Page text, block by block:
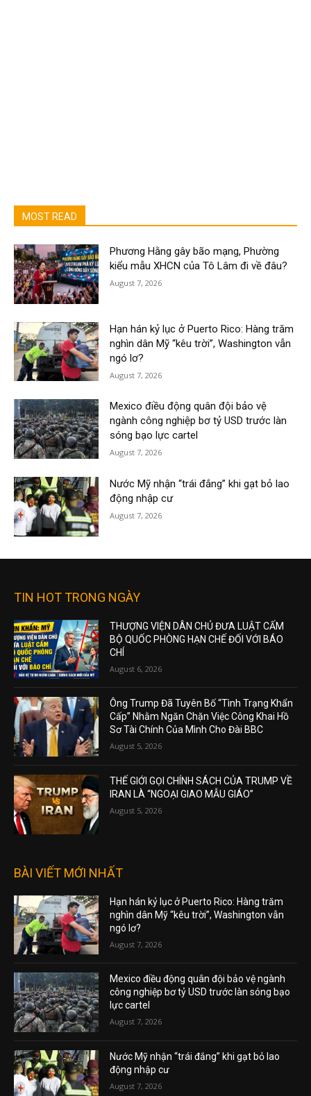
MOST READ
Phương Hằng gây bão mạng, Phường
kiểu mẫu XHCN của Tô Lâm đi về đâu?
August 7, 2026
Hạn hán kỷ lục ở Puerto Rico: Hàng trăm
nghìn dân Mỹ “kêu trời”, Washington vẫn
ngó lơ?
August 7, 2026
Mexico điều động quân đội bảo vệ
ngành công nghiệp bơ tỷ USD trước làn
sóng bạo lực cartel
August 7, 2026
Nước Mỹ nhận “trái đắng” khi gạt bỏ lao
động nhập cư
August 7, 2026
TIN HOT TRONG NGÀY
THƯỢNG VIỆN DÂN CHỦ ĐƯA LUẬT CẤM
BỘ QUỐC PHÒNG HẠN CHẾ ĐỐI VỚI BÁO
CHÍ
August 6, 2026
Ông Trump Đã Tuyên Bố “Tình Trạng Khẩn
Cấp” Nhằm Ngăn Chặn Việc Công Khai Hồ
Sơ Tài Chính Của Mình Cho Đài BBC
August 5, 2026
THẾ GIỚI GỌI CHÍNH SÁCH CỦA TRUMP VỀ
IRAN LÀ “NGOẠI GIAO MẪU GIÁO”
August 5, 2026
BÀI VIẾT MỚI NHẤT
Hạn hán kỷ lục ở Puerto Rico: Hàng trăm
nghìn dân Mỹ “kêu trời”, Washington vẫn
ngó lơ?
August 7, 2026
Mexico điều động quân đội bảo vệ ngành
công nghiệp bơ tỷ USD trước làn sóng bạo
lực cartel
August 7, 2026
Nước Mỹ nhận “trái đắng” khi gạt bỏ lao
động nhập cư
August 7, 2026